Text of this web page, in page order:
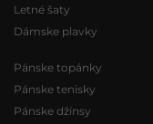
Letné šaty
Dámske plavky
Pánske topánky
Pánske tenisky
Pánske džínsy